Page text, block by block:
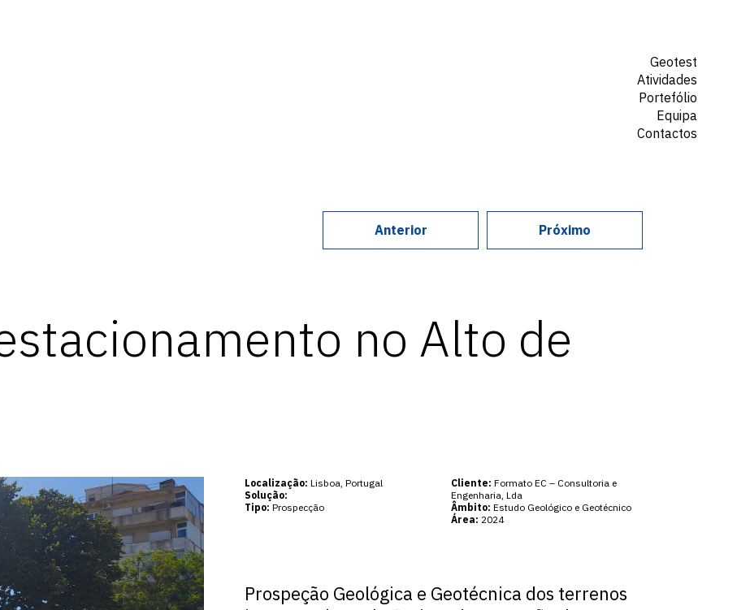
Geotest
Atividades
Portefólio
Equipa
Contactos
Anterior Próximo
no Alto de
Localização: Lisboa, Portugal
Solução:
Tipo: Prospecção
Cliente: Formato EC – Consultoria e
Engenharia, Lda
Âmbito: Estudo Geológico e Geotécnico
Área: 2024
Prospeção Geológica e Geotécnica dos terrenos